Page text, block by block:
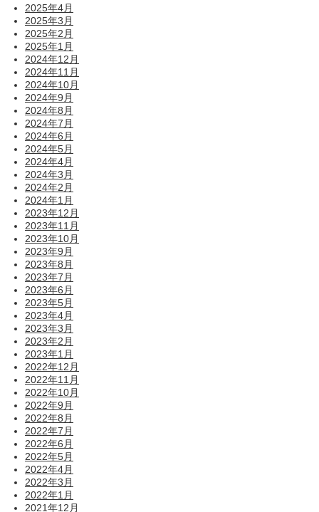
2025年4月
2025年3月
2025年2月
2025年1月
2024年12月
2024年11月
2024年10月
2024年9月
2024年8月
2024年7月
2024年6月
2024年5月
2024年4月
2024年3月
2024年2月
2024年1月
2023年12月
2023年11月
2023年10月
2023年9月
2023年8月
2023年7月
2023年6月
2023年5月
2023年4月
2023年3月
2023年2月
2023年1月
2022年12月
2022年11月
2022年10月
2022年9月
2022年8月
2022年7月
2022年6月
2022年5月
2022年4月
2022年3月
2022年1月
2021年12月